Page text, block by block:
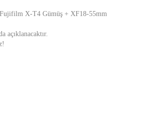
X-T4 Gümüş + XF18-55mm
açıklanacaktır.